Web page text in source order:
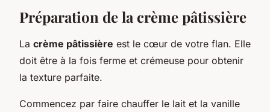
Préparation de la crème pâtissière
La crème pâtissière est le cœur de votre flan. Elle
doit être à la fois ferme et crémeuse pour obtenir
la texture parfaite.
Commencez par faire chauffer le lait et la vanille